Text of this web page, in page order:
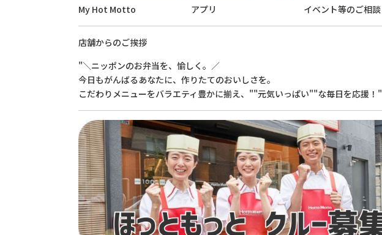
My Hot Motto アプリ イベント等のご相談
店舗からのご挨拶
"＼ニッポンのお弁当を、愉しく。／
今日もがんばるあなたに、作りたてのおいしさを。
こだわりメニューをバラエティ豊かに揃え、""元気いっぱい""な毎日を応援！"